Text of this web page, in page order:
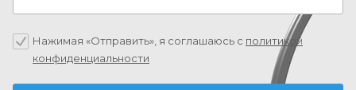
Нажимая «Отправить», я соглашаюсь c политикой
конфиденциальности